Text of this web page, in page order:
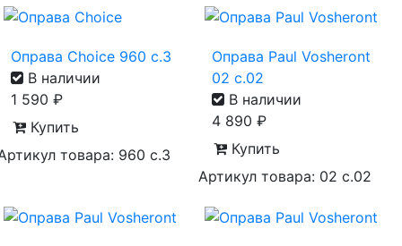
Оправа Choice 960 с.3
В наличии
1 590 ₽
Купить
товара: 960 с.3
Оправа Paul Vosheront
02 с.02
В наличии
4 890 ₽
Купить
Артикул товара: 02 с.02